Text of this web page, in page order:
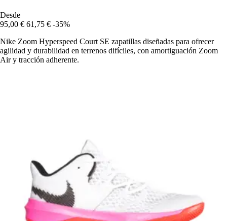
Desde
95,00 € 61,75 € -35%
Nike Zoom Hyperspeed Court SE zapatillas diseñadas para ofrecer
agilidad y durabilidad en terrenos difíciles, con amortiguación Zoom
Air y tracción adherente.